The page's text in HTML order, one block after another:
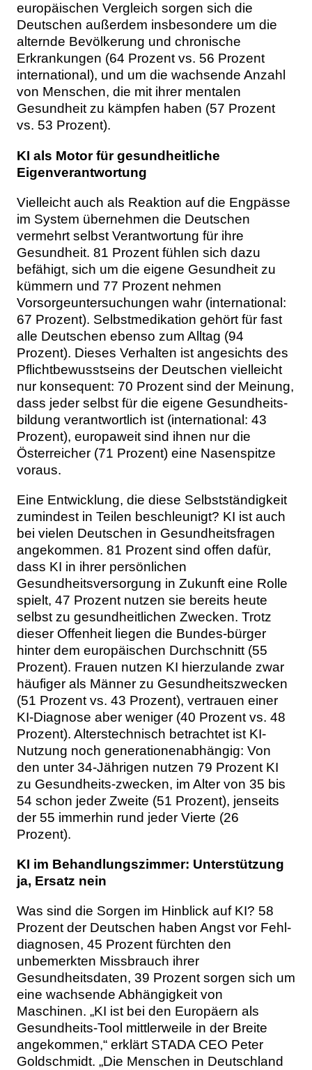
europäischen Vergleich sorgen sich die
Deutschen außerdem insbesondere um die
alternde Bevölkerung und chronische
Erkrankungen (64 Prozent vs. 56 Prozent
international), und um die wachsende Anzahl
von Menschen, die mit ihrer mentalen
Gesundheit zu kämpfen haben (57 Prozent
vs. 53 Prozent).
KI als Motor für gesundheitliche
Eigenverantwortung
Vielleicht auch als Reaktion auf die Engpässe
im System übernehmen die Deutschen
vermehrt selbst Verantwortung für ihre
Gesundheit. 81 Prozent fühlen sich dazu
befähigt, sich um die eigene Gesundheit zu
kümmern und 77 Prozent nehmen
Vorsorgeuntersuchungen wahr (international:
67 Prozent). Selbstmedikation gehört für fast
alle Deutschen ebenso zum Alltag (94
Prozent). Dieses Verhalten ist angesichts des
Pflichtbewusstseins der Deutschen vielleicht
nur konsequent: 70 Prozent sind der Meinung,
dass jeder selbst für die eigene Gesundheits-
bildung verantwortlich ist (international: 43
Prozent), europaweit sind ihnen nur die
Österreicher (71 Prozent) eine Nasenspitze
voraus.
Eine Entwicklung, die diese Selbstständigkeit
zumindest in Teilen beschleunigt? KI ist auch
bei vielen Deutschen in Gesundheitsfragen
angekommen. 81 Prozent sind offen dafür,
dass KI in ihrer persönlichen
Gesundheitsversorgung in Zukunft eine Rolle
spielt, 47 Prozent nutzen sie bereits heute
selbst zu gesundheitlichen Zwecken. Trotz
dieser Offenheit liegen die Bundes-bürger
hinter dem europäischen Durchschnitt (55
Prozent). Frauen nutzen KI hierzulande zwar
häufiger als Männer zu Gesundheitszwecken
(51 Prozent vs. 43 Prozent), vertrauen einer
KI-Diagnose aber weniger (40 Prozent vs. 48
Prozent). Alterstechnisch betrachtet ist KI-
Nutzung noch generationenabhängig: Von
den unter 34-Jährigen nutzen 79 Prozent KI
zu Gesundheits-zwecken, im Alter von 35 bis
54 schon jeder Zweite (51 Prozent), jenseits
der 55 immerhin rund jeder Vierte (26
Prozent).
KI im Behandlungszimmer: Unterstützung
ja, Ersatz nein
Was sind die Sorgen im Hinblick auf KI? 58
Prozent der Deutschen haben Angst vor Fehl-
diagnosen, 45 Prozent fürchten den
unbemerkten Missbrauch ihrer
Gesundheitsdaten, 39 Prozent sorgen sich um
eine wachsende Abhängigkeit von
Maschinen. „KI ist bei den Europäern als
Gesundheits-Tool mittlerweile in der Breite
angekommen,“ erklärt STADA CEO Peter
Goldschmidt. „Die Menschen in Deutschland